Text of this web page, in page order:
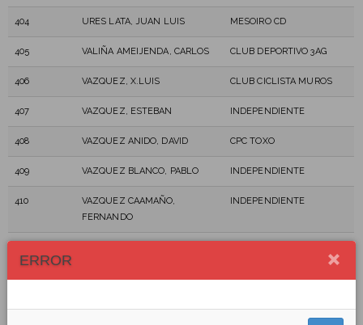
404 URES LATA, JUAN LUIS MESOIRO CD
405 VALIÑA AMEIJENDA, CARLOS CLUB DEPORTIVO 3AG
406 VAZQUEZ, X.LUIS CLUB CICLISTA MUROS
407 VAZQUEZ, ESTEBAN INDEPENDIENTE
408 VAZQUEZ ANIDO, DAVID CPC TOXO
409 VAZQUEZ BLANCO, PABLO INDEPENDIENTE
410
VAZQUEZ CAAMAÑO,
FERNANDO
INDEPENDIENTE
ERROR